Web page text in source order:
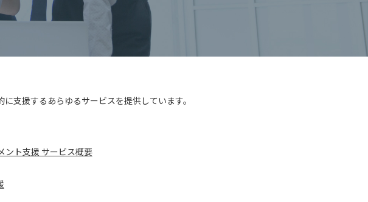
支援するあらゆるサービスを提供しています。
ント支援 サービス概要